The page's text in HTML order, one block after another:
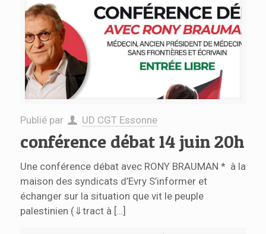
Publié par UD CGT Essonne
conférence débat 14 juin 20h
Une conférence débat avec RONY BRAUMAN * à la
maison des syndicats d’Evry S’informer et
échanger sur la situation que vit le peuple
palestinien (⇓tract à[…]